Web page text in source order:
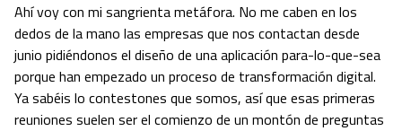
Ahí voy con mi sangrienta metáfora. No me caben en los
dedos de la mano las empresas que nos contactan desde
junio pidiéndonos el diseño de una aplicación para-lo-que-sea
porque han empezado un proceso de transformación digital.
Ya sabéis lo contestones que somos, así que esas primeras
reuniones suelen ser el comienzo de un montón de preguntas